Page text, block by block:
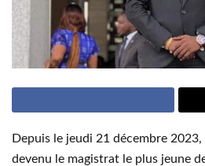
Depuis le jeudi 21 décembre
devenu le magistrat le plus jeune